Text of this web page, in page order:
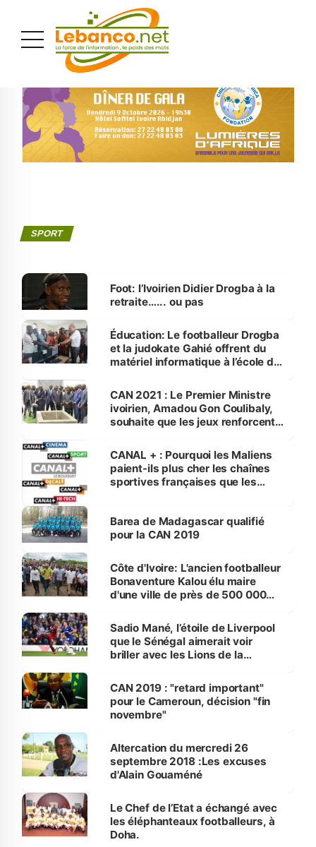
SPORT
Foot: l’Ivoirien Didier Drogba à la
retraite…... ou pas
Éducation: Le footballeur Drogba
et la judokate Gahié offrent du
matériel informatique à l’école de
CAN 2021 : Le Premier Ministre
ivoirien, Amadou Gon Coulibaly,
souhaite que les jeux renforcent
en Côte d'Ivoire
CANAL + : Pourquoi les Maliens
paient-ils plus cher les chaînes
sportives françaises que les
Barea de Madagascar qualifié
pour la CAN 2019
Côte d'Ivoire: L'ancien footballeur
Bonaventure Kalou élu maire
d'une ville de près de 500 000
Sadio Mané, l’étoile de Liverpool
que le Sénégal aimerait voir
briller avec les Lions de la
CAN 2019 : "retard important"
pour le Cameroun, décision "fin
novembre"
Altercation du mercredi 26
septembre 2018 :Les excuses
d'Alain Gouaméné
Le Chef de l’Etat a échangé avec
les éléphanteaux footballeurs, à
Doha.